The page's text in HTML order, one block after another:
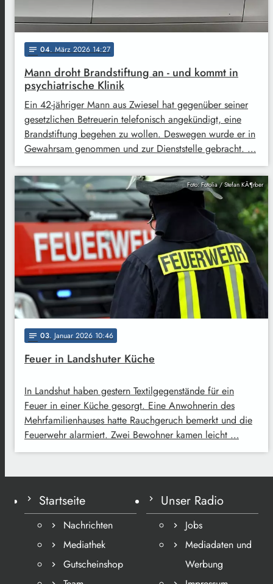
notes 04. März 2026 14:27
Mann droht Brandstiftung an - und kommt in
psychiatrische Klinik
Ein 42-jähriger Mann aus Zwiesel hat gegenüber seiner
gesetzlichen Betreuerin telefonisch angekündigt, eine
Brandstiftung begehen zu wollen. Deswegen wurde er in
Gewahrsam genommen und zur Dienststelle gebracht. …
Foto: Fotolia / Stefan KÃ¶rber
notes 03. Januar 2026 10:46
Feuer in Landshuter Küche
In Landshut haben gestern Textilgegenstände für ein
Feuer in einer Küche gesorgt. Eine Anwohnerin des
Mehrfamilienhauses hatte Rauchgeruch bemerkt und die
Feuerwehr alarmiert. Zwei Bewohner kamen leicht …
Startseite
Nachrichten
Mediathek
Gutscheinshop
Unser Radio
Jobs
Mediadaten und
Werbung